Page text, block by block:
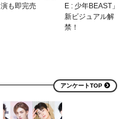
演も即完売
E : 少年BEAST」
新ビジュアル解
禁！
アンケートTOP